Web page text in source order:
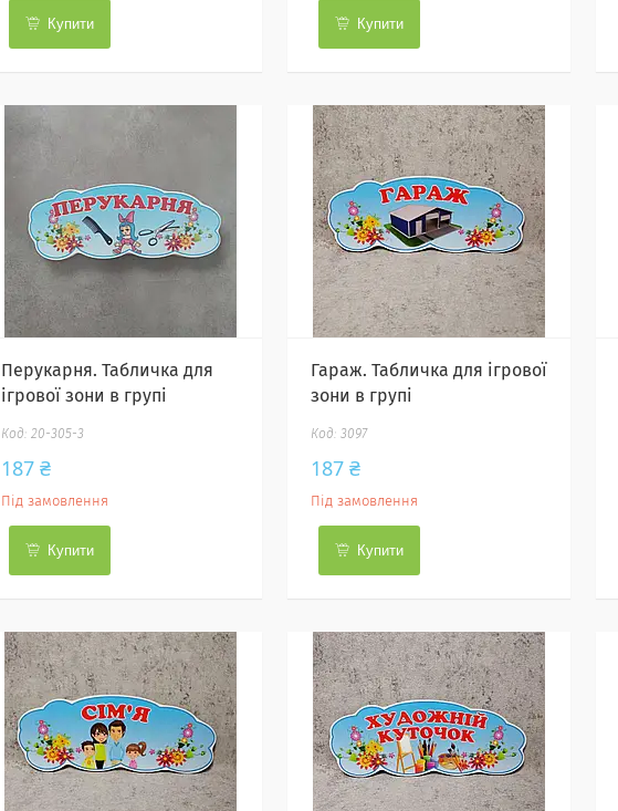
Купити Купити
Перукарня. Табличка для
ігрової зони в групі
20-305-3
187 ₴
Під замовлення
Купити
Гараж. Табличка для ігрової
зони в групі
3097
187 ₴
Під замовлення
Купити